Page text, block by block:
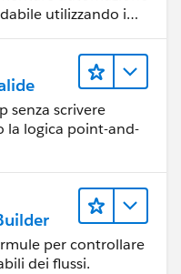
utilizzando i
senza scrivere
la logica point-and-
per controllare
dei flussi.